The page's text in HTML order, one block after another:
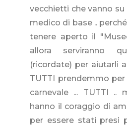
vecchietti che vanno
medico di base ..
tenere aperto il
allora serviranno
(ricordate) per aiutarli
TUTTI prendemmo
carnevale ... TUTTI ..
hanno il coraggio di
per essere stati presi